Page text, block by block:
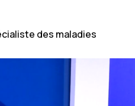
des maladies